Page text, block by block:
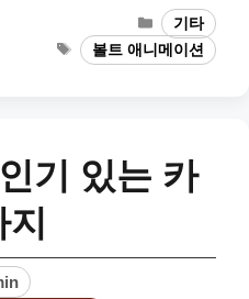
Categories
기타
Tags볼트 애니메이션
기 있는 카